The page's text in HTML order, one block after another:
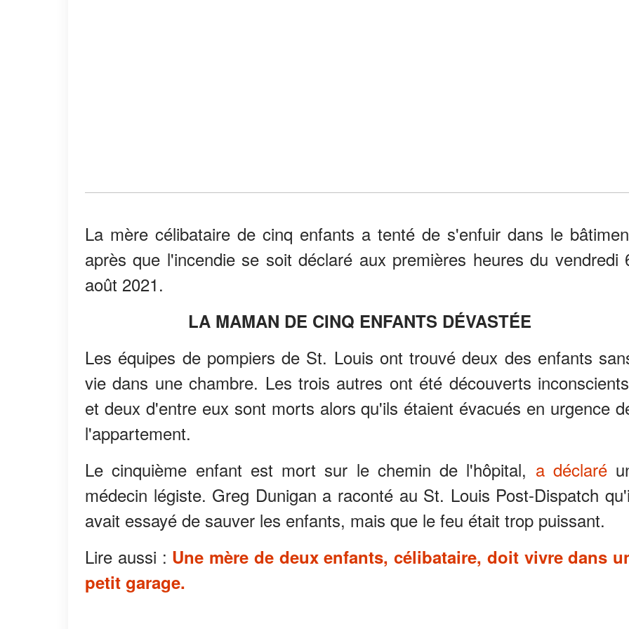
La mère célibataire de cinq enfants a tenté de s'enfuir dans le
après que l'incendie se soit déclaré aux premières heures du vendredi
août 2021.
LA MAMAN DE CINQ ENFANTS DÉVASTÉE
Les équipes de pompiers de St. Louis ont trouvé deux des enfants
vie dans une chambre. Les trois autres ont été découverts
et deux d'entre eux sont morts alors qu'ils étaient évacués en urgence
l'appartement.
Le cinquième enfant est mort sur le chemin de l'hôpital, a déclaré
médecin légiste. Greg Dunigan a raconté au St. Louis Post-Dispatch
avait essayé de sauver les enfants, mais que le feu était trop puissant.
Lire aussi : Une mère de deux enfants, célibataire, doit vivre dans
petit garage.